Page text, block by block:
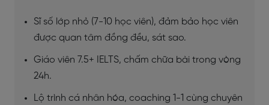
Sĩ số lớp nhỏ (7-10 học viên), đảm bảo học viên
được quan tâm đồng đều, sát sao.
Giáo viên 7.5+ IELTS, chấm chữa bài trong vòng
24h.
Lộ trình cá nhân hóa, coaching 1-1 cùng chuyên